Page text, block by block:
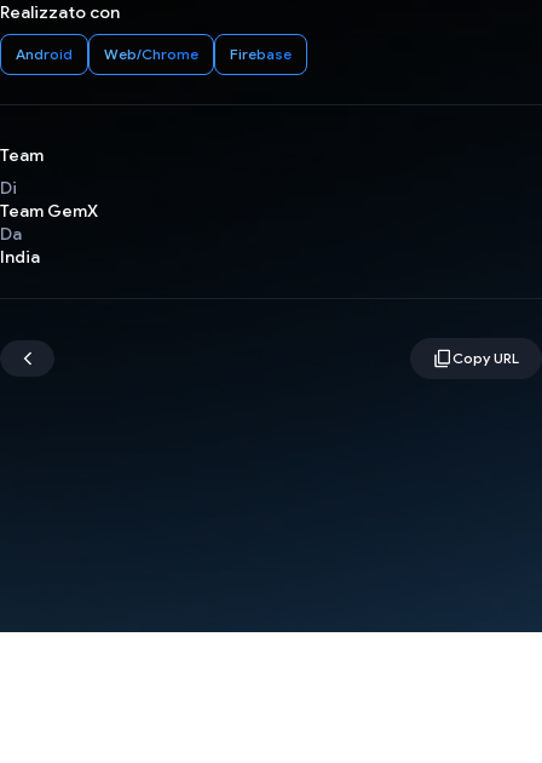
Realizzato con
Android Web/Chrome Firebase
Team
Di
Team GemX
Da
India